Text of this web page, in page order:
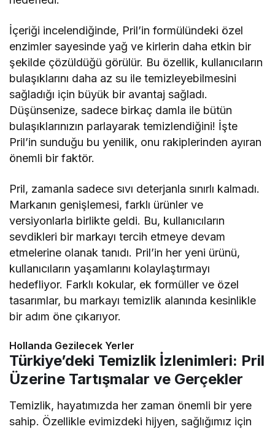
İçeriği incelendiğinde, Pril’in formülündeki özel
enzimler sayesinde yağ ve kirlerin daha etkin bir
şekilde çözüldüğü görülür. Bu özellik, kullanıcıların
bulaşıklarını daha az su ile temizleyebilmesini
sağladığı için büyük bir avantaj sağladı.
Düşünsenize, sadece birkaç damla ile bütün
bulaşıklarınızın parlayarak temizlendiğini! İşte
Pril’in sunduğu bu yenilik, onu rakiplerinden ayıran
önemli bir faktör.
Pril, zamanla sadece sıvı deterjanla sınırlı kalmadı.
Markanın genişlemesi, farklı ürünler ve
versiyonlarla birlikte geldi. Bu, kullanıcıların
sevdikleri bir markayı tercih etmeye devam
etmelerine olanak tanıdı. Pril’in her yeni ürünü,
kullanıcıların yaşamlarını kolaylaştırmayı
hedefliyor. Farklı kokular, ek formüller ve özel
tasarımlar, bu markayı temizlik alanında kesinlikle
bir adım öne çıkarıyor.
Hollanda Gezilecek Yerler
Türkiye’deki Temizlik İzlenimleri: Pril
Üzerine Tartışmalar ve Gerçekler
Temizlik, hayatımızda her zaman önemli bir yere
sahip. Özellikle evimizdeki hijyen, sağlığımız için